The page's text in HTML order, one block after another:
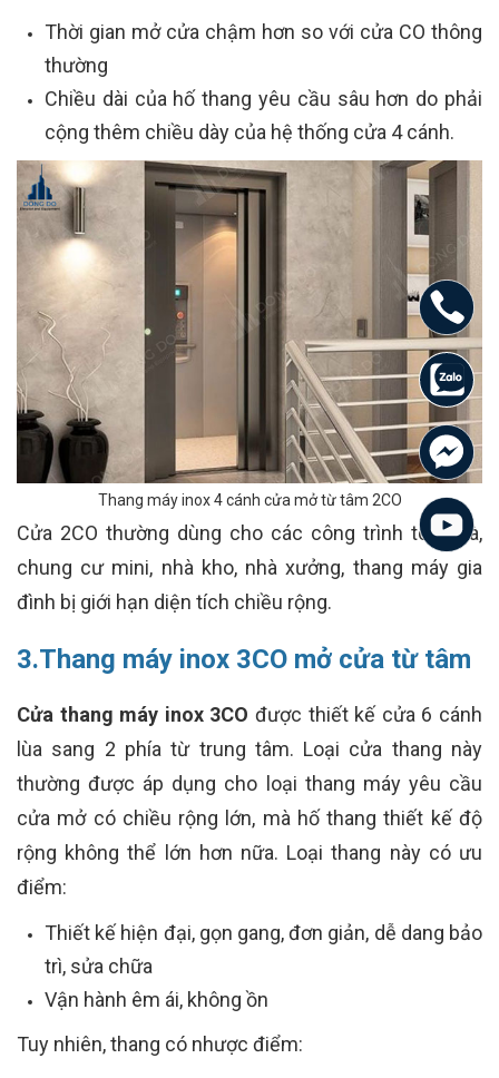
Thời gian mở cửa chậm hơn so với cửa CO thông
thường
Chiều dài của hố thang yêu cầu sâu hơn do phải
cộng thêm chiều dày của hệ thống cửa 4 cánh.
Thang máy inox 4 cánh cửa mở từ tâm 2CO
Cửa 2CO thường dùng cho các công trình tòa nhà,
chung cư mini, nhà kho, nhà xưởng, thang máy gia
đình bị giới hạn diện tích chiều rộng.
3.Thang máy inox 3CO mở cửa từ tâm
Cửa thang máy inox 3CO được thiết kế cửa 6 cánh
lùa sang 2 phía từ trung tâm. Loại cửa thang này
thường được áp dụng cho loại thang máy yêu cầu
cửa mở có chiều rộng lớn, mà hố thang thiết kế độ
rộng không thể lớn hơn nữa. Loại thang này có ưu
điểm:
Thiết kế hiện đại, gọn gang, đơn giản, dễ dang bảo
trì, sửa chữa
Vận hành êm ái, không ồn
Tuy nhiên, thang có nhược điểm: